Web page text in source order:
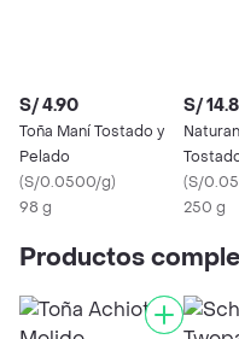
S/ 4.90
Toña Maní Tostado y
Pelado
(S/0.0500/g)
98 g
S/
(S/
250 g
Productos